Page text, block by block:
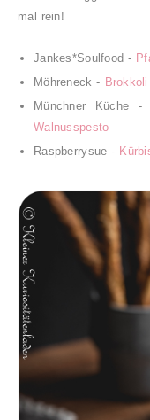
mal rein!
Jankes*Soulfood -
Möhreneck -
Münchner Küche -
Walnusspesto
Raspberrysue -